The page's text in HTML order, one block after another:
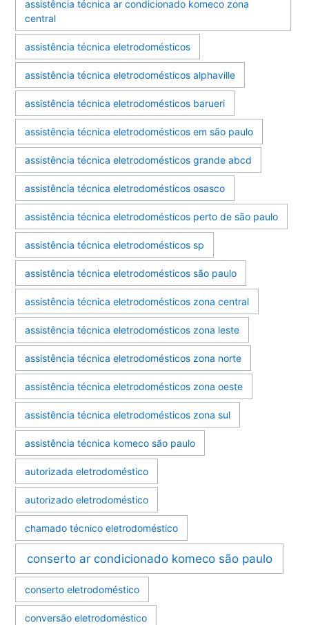
assistência técnica ar condicionado komeco zona
central
assistência técnica eletrodomésticos
assistência técnica eletrodomésticos alphaville
assistência técnica eletrodomésticos barueri
assistência técnica eletrodomésticos em são paulo
assistência técnica eletrodomésticos grande abcd
assistência técnica eletrodomésticos osasco
assistência técnica eletrodomésticos perto de são paulo
assistência técnica eletrodomésticos sp
assistência técnica eletrodomésticos são paulo
assistência técnica eletrodomésticos zona central
assistência técnica eletrodomésticos zona leste
assistência técnica eletrodomésticos zona norte
assistência técnica eletrodomésticos zona oeste
assistência técnica eletrodomésticos zona sul
assistência técnica komeco são paulo
autorizada eletrodoméstico
autorizado eletrodoméstico
chamado técnico eletrodoméstico
conserto ar condicionado komeco são paulo
conserto eletrodoméstico
conversão eletrodoméstico